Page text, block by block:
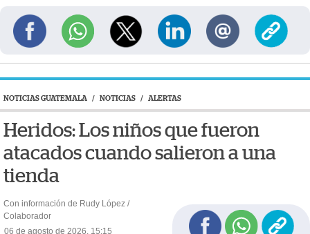
NOTICIAS GUATEMALA / NOTICIAS / ALERTAS
Heridos: Los niños que fueron
atacados cuando salieron a una
tienda
Con información de Rudy López /
Colaborador
06 de agosto de 2026, 15:15